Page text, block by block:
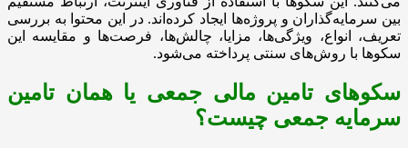
بین سرمایه‌گذاران و پروژه‌ها ایجاد کرده‌اند. در این محتوا به بررسی
تعریف، انواع، ویژگی‌ها، مزایا، چالش‌ها، فرصت‌ها و مقایسه این
سکوها با روش‌های سنتی پرداخته می‌شود.
سکوهای تامین مالی جمعی یا همان تامین
سرمایه جمعی چیست؟